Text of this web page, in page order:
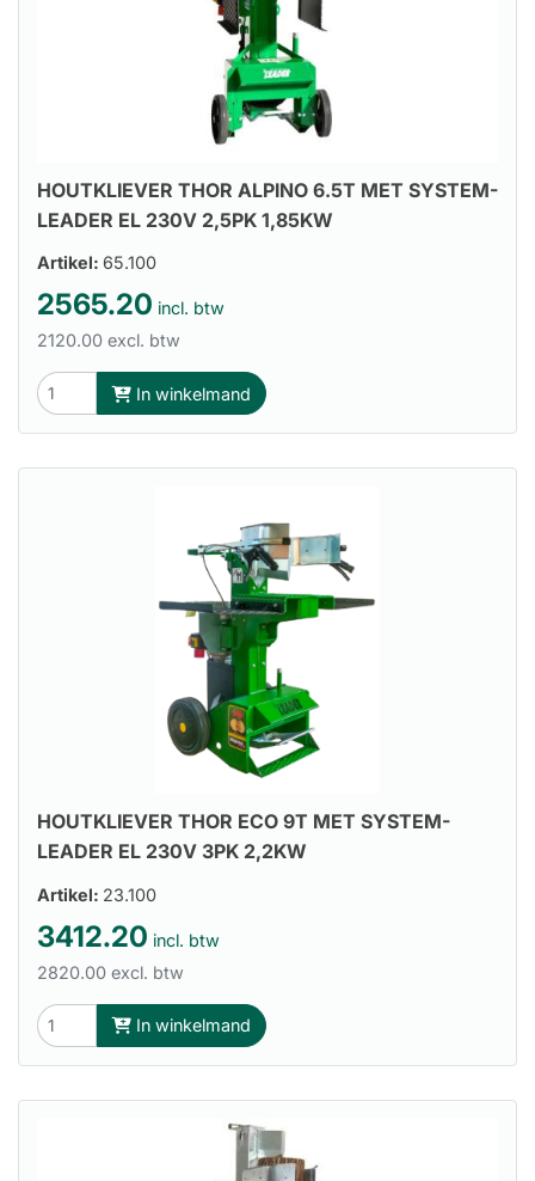
HOUTKLIEVER THOR ALPINO 6.5T MET SYSTEM-
LEADER EL 230V 2,5PK 1,85KW
Artikel: 65.100
2565.20 incl. btw
2120.00 excl. btw
In winkelmand
HOUTKLIEVER THOR ECO 9T MET SYSTEM-
LEADER EL 230V 3PK 2,2KW
Artikel: 23.100
3412.20 incl. btw
2820.00 excl. btw
In winkelmand